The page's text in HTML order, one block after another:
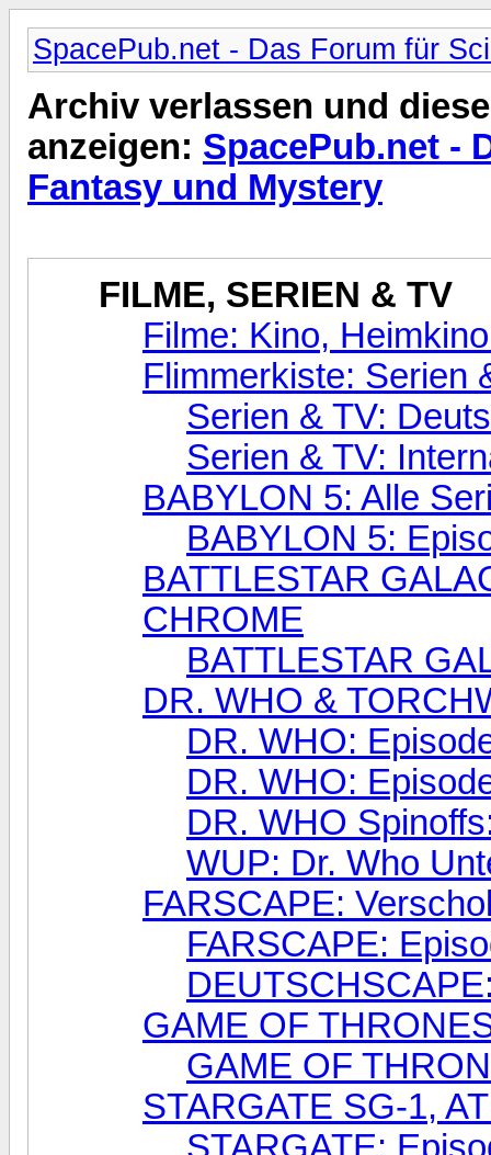
SpacePub.net - Das Forum für
Archiv verlassen und
anzeigen: SpacePub.net -
Fantasy und Mystery
FILME, SERIEN & TV
Filme: Kino,
Flimmerkiste: Serien
Serien & TV:
Serien & TV:
BABYLON 5: Alle
BABYLON 5:
BATTLESTAR
CHROME
BATTLESTAR
DR. WHO &
DR. WHO:
DR. WHO:
DR. WHO
WUP: Dr. Who
FARSCAPE:
FARSCAPE:
GAME OF
GAME OF
STARGATE SG-1,
STARGATE: